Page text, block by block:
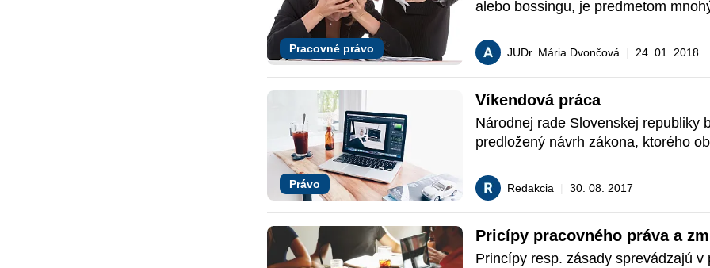
Pracovné právo
alebo bossingu, je predmetom
v prípadoch namietanej šikany
JUDr. Mária Dvončová 24. 01. 2018
Právo
Víkendová práca
Národnej rade Slovenskej republiky
predložený návrh zákona, ktorého
hlavným účelom návrhu zákona,
negatívnych dopadov pracovnej
a nedieľ, a to formou mzdového
práce.
Redakcia 30. 08. 2017
Pricípy pracovného práva a
Princípy resp. zásady sprevádzajú v